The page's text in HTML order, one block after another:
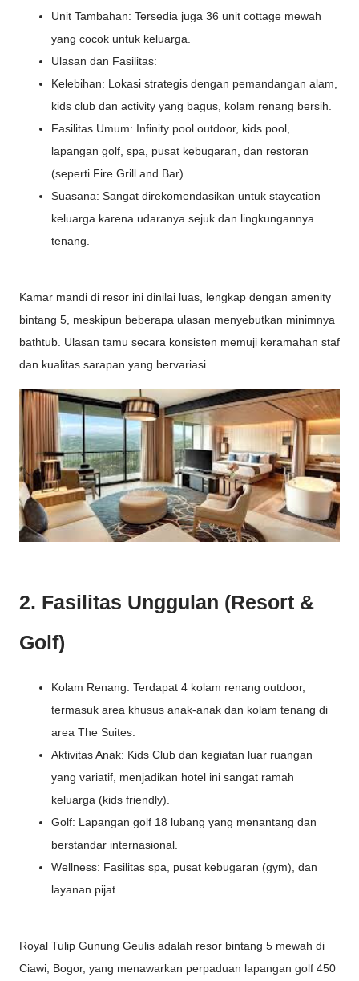
Unit Tambahan: Tersedia juga 36 unit cottage mewah
yang cocok untuk keluarga.
Ulasan dan Fasilitas:
Kelebihan: Lokasi strategis dengan pemandangan alam,
kids club dan activity yang bagus, kolam renang bersih.
Fasilitas Umum: Infinity pool outdoor, kids pool,
lapangan golf, spa, pusat kebugaran, dan restoran
(seperti Fire Grill and Bar).
Suasana: Sangat direkomendasikan untuk staycation
keluarga karena udaranya sejuk dan lingkungannya
tenang.
Kamar mandi di resor ini dinilai luas, lengkap dengan amenity
bintang 5, meskipun beberapa ulasan menyebutkan minimnya
bathtub. Ulasan tamu secara konsisten memuji keramahan staf
dan kualitas sarapan yang bervariasi.
2. Fasilitas Unggulan (Resort &
Golf)
Kolam Renang: Terdapat 4 kolam renang outdoor,
termasuk area khusus anak-anak dan kolam tenang di
area The Suites.
Aktivitas Anak: Kids Club dan kegiatan luar ruangan
yang variatif, menjadikan hotel ini sangat ramah
keluarga (kids friendly).
Golf: Lapangan golf 18 lubang yang menantang dan
berstandar internasional.
Wellness: Fasilitas spa, pusat kebugaran (gym), dan
layanan pijat.
Royal Tulip Gunung Geulis adalah resor bintang 5 mewah di
Ciawi, Bogor, yang menawarkan perpaduan lapangan golf 450